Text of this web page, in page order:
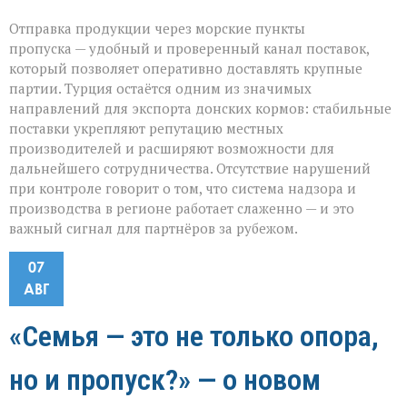
Отправка продукции через морские пункты
пропуска — удобный и проверенный канал поставок,
который позволяет оперативно доставлять крупные
партии. Турция остаётся одним из значимых
направлений для экспорта донских кормов: стабильные
поставки укрепляют репутацию местных
производителей и расширяют возможности для
дальнейшего сотрудничества. Отсутствие нарушений
при контроле говорит о том, что система надзора и
производства в регионе работает слаженно — и это
важный сигнал для партнёров за рубежом.
07
АВГ
«Семья — это не только опора,
но и пропуск?» — о новом